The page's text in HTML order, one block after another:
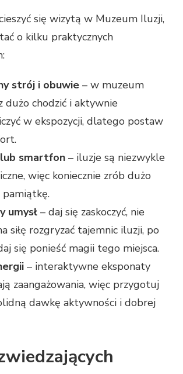
się wizytą w Muzeum Iluzji,
o kilku praktycznych
strój i obuwie – w muzeum
dużo chodzić i aktywnie
w ekspozycji, dlatego postaw
smartfon – iluzje są niezwykle
więc koniecznie zrób dużo
pamiątkę.
umysł – daj się zaskoczyć, nie
siłę rozgryzać tajemnic iluzji, po
się ponieść magii tego miejsca.
– interaktywne eksponaty
zaangażowania, więc przygotuj
dawkę aktywności i dobrej